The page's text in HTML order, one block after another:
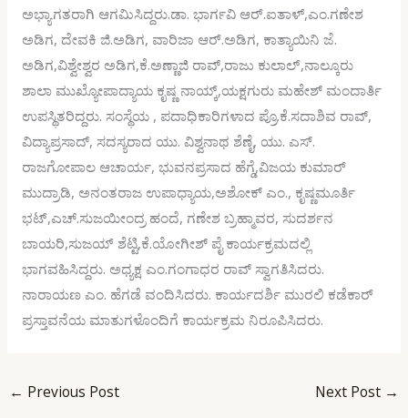
ಅಭ್ಯಾಗತರಾಗಿ ಆಗಮಿಸಿದ್ದರು.ಡಾ. ಭಾರ್ಗವಿ ಆರ್.ಐತಾಳ್,ಎಂ.ಗಣೇಶ
ಅಡಿಗ, ದೇವಕಿ ಜಿ.ಅಡಿಗ, ವಾರಿಜಾ ಆರ್.ಅಡಿಗ, ಕಾತ್ಯಾಯಿನಿ ಜೆ.
ಅಡಿಗ,ವಿಶ್ವೇಶ್ವರ ಅಡಿಗ,ಕೆ.ಅಣ್ಣಾಜಿ ರಾವ್,ರಾಜು ಕುಲಾಲ್,ನಾಲ್ಕೂರು
ಶಾಲಾ ಮುಖ್ಯೋಪಾದ್ಯಾಯ ಕೃಷ್ಣ ನಾಯ್ಕ್,ಯಕ್ಷಗುರು ಮಹೇಶ್ ಮಂದಾರ್ತಿ
ಉಪಸ್ಥಿತರಿದ್ದರು. ಸಂಸ್ಥೆಯ , ಪದಾಧಿಕಾರಿಗಳಾದ ಪ್ರೊ.ಕೆ.ಸದಾಶಿವ ರಾವ್,
ವಿದ್ಯಾಪ್ರಸಾದ್, ಸದಸ್ಯರಾದ ಯು. ವಿಶ್ವನಾಥ ಶೆಣೈ, ಯು. ಎಸ್.
ರಾಜಗೋಪಾಲ ಆಚಾರ್ಯ, ಭುವನಪ್ರಸಾದ ಹೆಗ್ಡೆ,ವಿಜಯ ಕುಮಾರ್
ಮುದ್ರಾಡಿ, ಅನಂತರಾಜ ಉಪಾಧ್ಯಾಯ,ಅಶೋಕ್ ಎಂ., ಕೃಷ್ಣಮೂರ್ತಿ
ಭಟ್,ಎಚ್.ಸುಜಯೀಂದ್ರ ಹಂದೆ, ಗಣೇಶ ಬ್ರಹ್ಮಾವರ, ಸುದರ್ಶನ
ಬಾಯರಿ,ಸುಜಯ್ ಶೆಟ್ಟಿ,ಕೆ.ಯೋಗೀಶ್ ಪೈ ಕಾರ್ಯಕ್ರಮದಲ್ಲಿ
ಭಾಗವಹಿಸಿದ್ದರು. ಅಧ್ಯಕ್ಷ ಎಂ.ಗಂಗಾಧರ ರಾವ್ ಸ್ವಾಗತಿಸಿದರು.
ನಾರಾಯಣ ಎಂ. ಹೆಗಡೆ ವಂದಿಸಿದರು. ಕಾರ್ಯದರ್ಶಿ ಮುರಲಿ ಕಡೆಕಾರ್
ಪ್ರಸ್ತಾವನೆಯ ಮಾತುಗಳೊಂದಿಗೆ ಕಾರ್ಯಕ್ರಮ ನಿರೂಪಿಸಿದರು.
← Previous Post Next Post →